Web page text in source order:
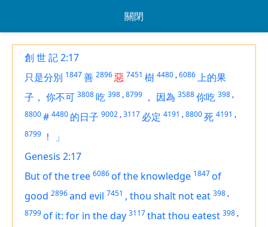
關閉
創 世 記 2:17
只是分別 1847善 2896惡 7451 樹 4480 ,6086上的果
子， 你不可 3808吃 398 ,8799 ， 因為 3588你吃 398 ,
8800# 4480 的日子 9002 ,3117 必定 4191 ,8800死 4191 ,
8799 ！
」
Genesis 2:17
But of the tree 6086of the knowledge 1847of
good 2896and evil 7451 , thou shalt not eat 398 ,
8799of it: for in the day 3117that thou eatest 398 ,